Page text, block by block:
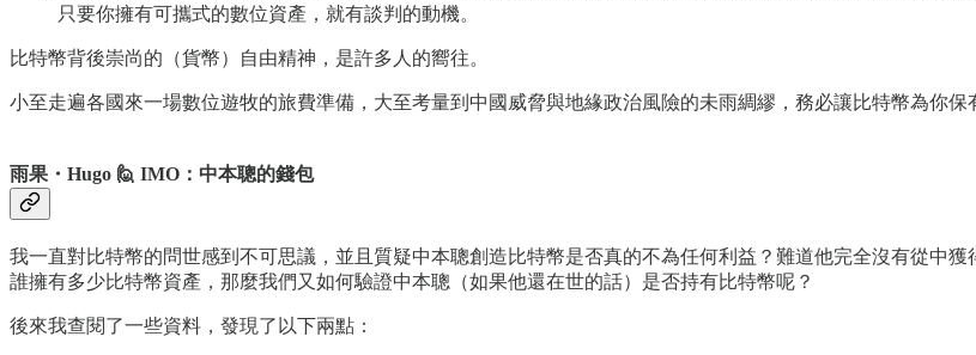
只要你擁有可攜式的數位資產，就有談判的動機。
比特幣背後崇尚的（貨幣）自由精神，是許多人的嚮往。
小至走遍各國來一場數位遊牧的旅費準備，大至考量到中國威脅與地緣政治風險的未雨綢繆，務必讓比特幣為你保
雨果・Hugo 🙋 IMO：中本聰的錢包
我一直對比特幣的問世感到不可思議，並且質疑中本聰創造比特幣是否真的不為任何利益？難道他完全沒有從中
誰擁有多少比特幣資產，那麼我們又如何驗證中本聰（如果他還在世的話）是否持有比特幣呢？
後來我查閱了一些資料，發現了以下兩點：